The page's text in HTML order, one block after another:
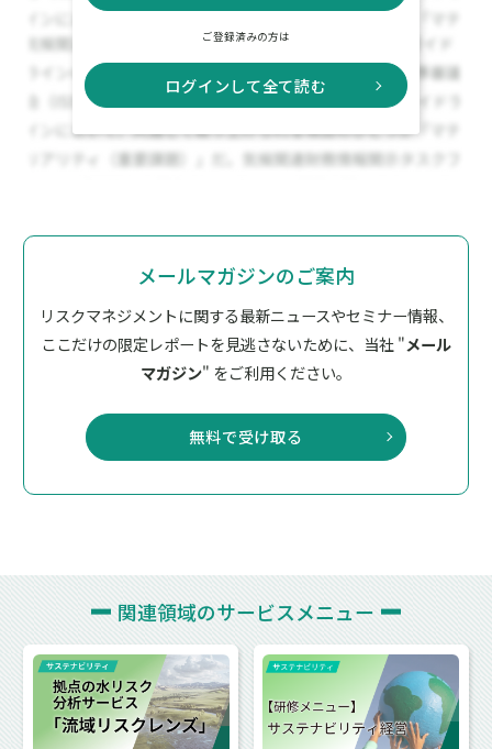
ご登録済みの方は
ログインして全て読む
メールマガジンのご案内
リスクマネジメントに関する最新ニュースやセミナー情報、
ここだけの限定レポートを見逃さないために、 当社 "メール
マガジン" をご利用ください。
無料で受け取る
関連領域のサービスメニュー